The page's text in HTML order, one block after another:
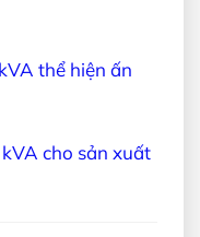
thể hiện ấn
cho sản xuất